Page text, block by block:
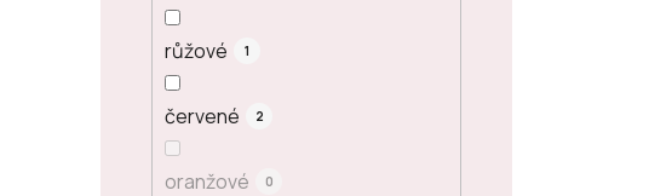
růžové 1
červené 2
oranžové 0